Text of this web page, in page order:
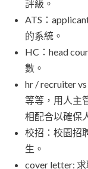
評級。
ATS：
的系統。
HC：head
數。
hr / recruiter
等等，用人主
相配合以確保
校招：校園招
生。
cover letter: